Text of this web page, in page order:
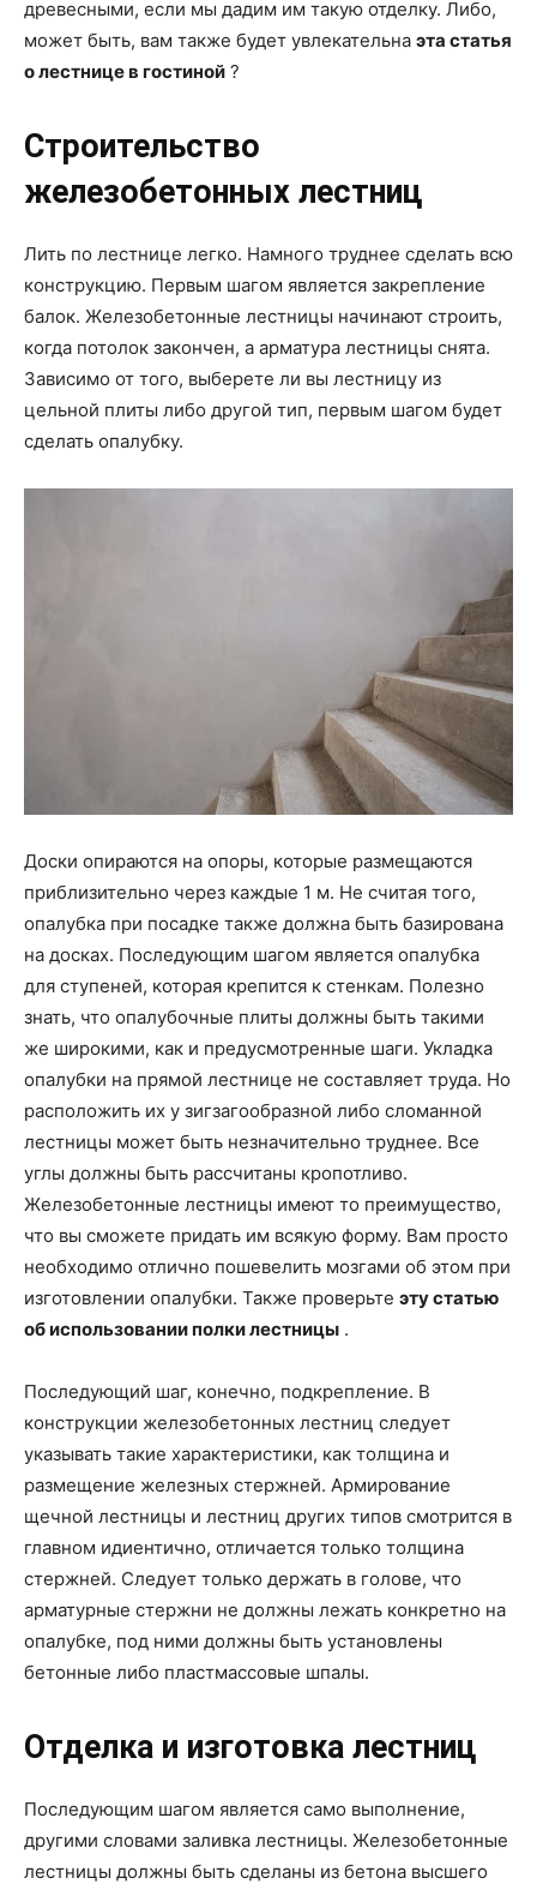
древесными, если мы дадим им такую ​​отделку. Либо,
может быть, вам также будет увлекательна эта статья
о лестнице в гостиной ?
Строительство
железобетонных лестниц
Лить по лестнице легко. Намного труднее сделать всю
конструкцию. Первым шагом является закрепление
балок. Железобетонные лестницы начинают строить,
когда потолок закончен, а арматура лестницы снята.
Зависимо от того, выберете ли вы лестницу из
цельной плиты либо другой тип, первым шагом будет
сделать опалубку.
Доски опираются на опоры, которые размещаются
приблизительно через каждые 1 м. Не считая того,
опалубка при посадке также должна быть базирована
на досках. Последующим шагом является опалубка
для ступеней, которая крепится к стенкам. Полезно
знать, что опалубочные плиты должны быть такими
же широкими, как и предусмотренные шаги. Укладка
опалубки на прямой лестнице не составляет труда. Но
расположить их у зигзагообразной либо сломанной
лестницы может быть незначительно труднее. Все
углы должны быть рассчитаны кропотливо.
Железобетонные лестницы имеют то преимущество,
что вы сможете придать им всякую форму. Вам просто
необходимо отлично пошевелить мозгами об этом при
изготовлении опалубки. Также проверьте эту статью
об использовании полки лестницы .
Последующий шаг, конечно, подкрепление. В
конструкции железобетонных лестниц следует
указывать такие характеристики, как толщина и
размещение железных стержней. Армирование
щечной лестницы и лестниц других типов смотрится в
главном идиентично, отличается только толщина
стержней. Следует только держать в голове, что
арматурные стержни не должны лежать конкретно на
опалубке, под ними должны быть установлены
бетонные либо пластмассовые шпалы.
Отделка и изготовка лестниц
Последующим шагом является само выполнение,
другими словами заливка лестницы. Железобетонные
лестницы должны быть сделаны из бетона высшего